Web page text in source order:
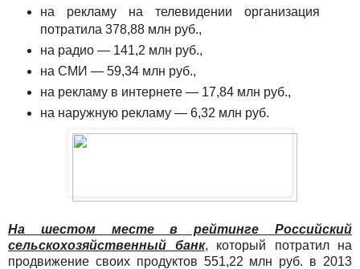
на рекламу на телевидении организация
потратила 378,88 млн руб.,
на радио — 141,2 млн руб.,
на СМИ — 59,34 млн руб.,
на рекламу в интернете — 17,84 млн руб.,
на наружную рекламу — 6,32 млн руб.
На шестом месте в рейтинге Российский
сельскохозяйственный банк, который потратил на
продвижение своих продуктов 551,22 млн руб. в 2013